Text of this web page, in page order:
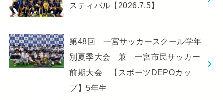
スティバル【2026.7.5】
第48回 一宮サッカースクール学年
別夏季大会 兼 一宮市民サッカー
前期大会 【スポーツDEPOカッ
プ】5年生